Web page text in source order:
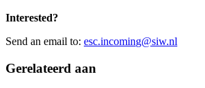
Interested?
Send an email to: esc.incoming@siw.nl
Gerelateerd aan